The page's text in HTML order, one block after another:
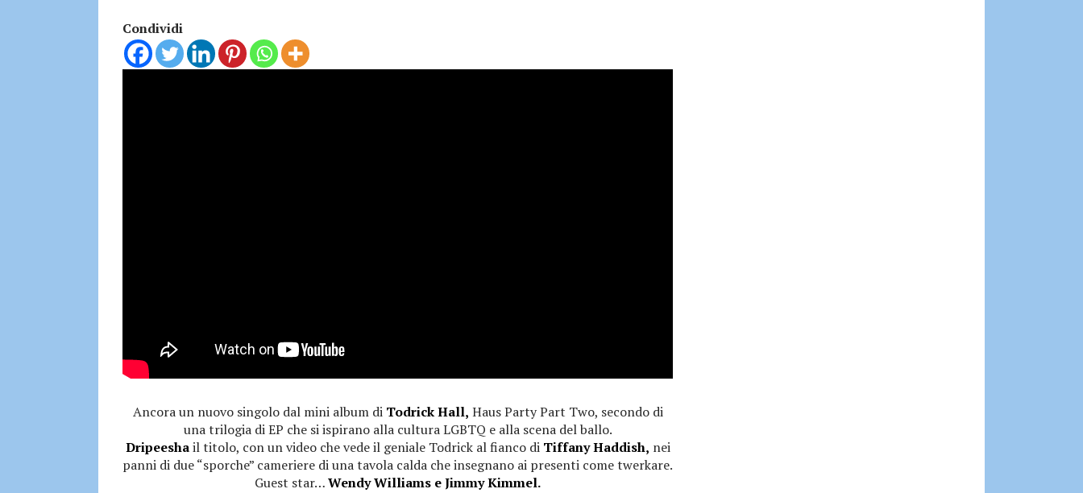
Condividi
Ancora un nuovo singolo dal mini album di Todrick Hall, Haus Party Part Two, secondo di
una trilogia di EP che si ispirano alla cultura LGBTQ e alla scena del ballo.
Dripeeshail titolo, con un video che vede il geniale Todrick al fianco di Tiffany Haddish, nei
panni di due “sporche” cameriere di una tavola calda che insegnano ai presenti come twerkare.
Guest star…Wendy Williams e Jimmy Kimmel.